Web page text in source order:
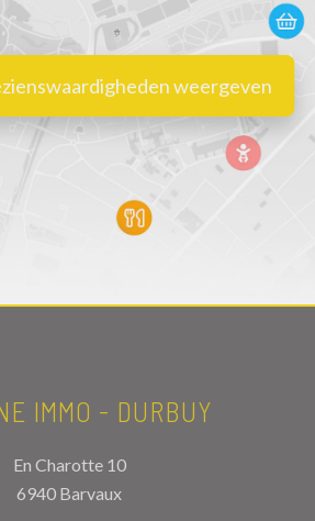
weergeven
IMMO - DURBUY
En Charotte 10
6940 Barvaux